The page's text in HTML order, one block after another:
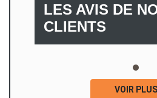
LES AVIS DE
CLIENTS
VOIR PLUS